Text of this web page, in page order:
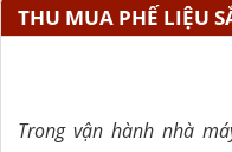
THU MUA PHẾ LIỆU
Trong vận hành nhà